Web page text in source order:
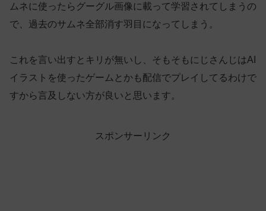
ムネに使ったらグーグル画像に載って学習されてしまうの
で、過去のサムネ全部消す羽目になってしまう。
これを言い出すとキリが無いし、そもそもにじさんじはAI
イラストを使ったゲームとかも配信でプレイしてるわけで
すから言及しない方が良いと思います。
スポンサーリンク